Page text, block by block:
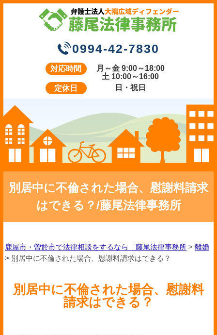
0994-42-7830
対応時間
月～金 9:00～18:00
土 10:00～16:00
定休日
日・祝日
別居中に不倫された場合、慰謝料請求
はできる？/藤尾法律事務所
鹿屋市・曽於市で法律相談をするなら｜藤尾法律事務所 > 離婚
> 別居中に不倫された場合、慰謝料請求はできる？
別居中に不倫された場合、慰謝料
請求はできる？